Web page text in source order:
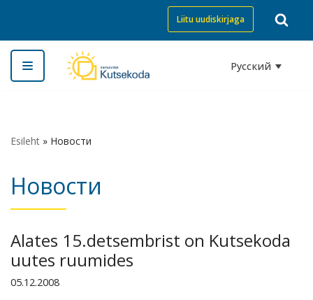
Перейти
к
содержимому
Liitu uudiskirjaga
Русский
Esileht » Новости
Новости
Alates 15.detsembrist on Kutsekoda
uutes ruumides
05.12.2008